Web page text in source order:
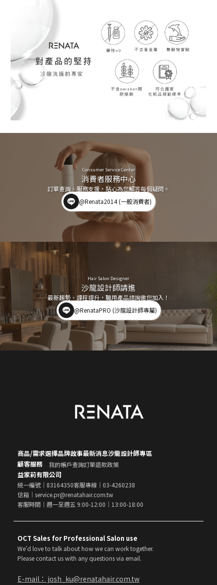
Consumer Service Center
消費者服務中心
訂單查詢、服務支援，貼心為您解答每個疑問。
@Renata2014 (一般消費者)
Hair Salon Designer
沙龍設計師請進
最新趨勢、課程提升，職用產品諮詢邀您加入！
@RenataPRO (沙龍設計師專屬)
商品/需求選擇品牌故事最新消息沙龍設計師專區
顧客服務
我的帳戶查詢訂單退款政策
益家莉有限公司
統一編號｜83164350客服專線｜03-4260238
信箱｜service.pr@renatahair.com.tw
客服時間｜週一至週五 9:00-12:00｜13:00-18:00
OCT Sales for Professional Salon use
We'd love to talk about how we can work together.
Please contact us with any questions via email.
E-mail： josh_ku@renatahair.com.tw